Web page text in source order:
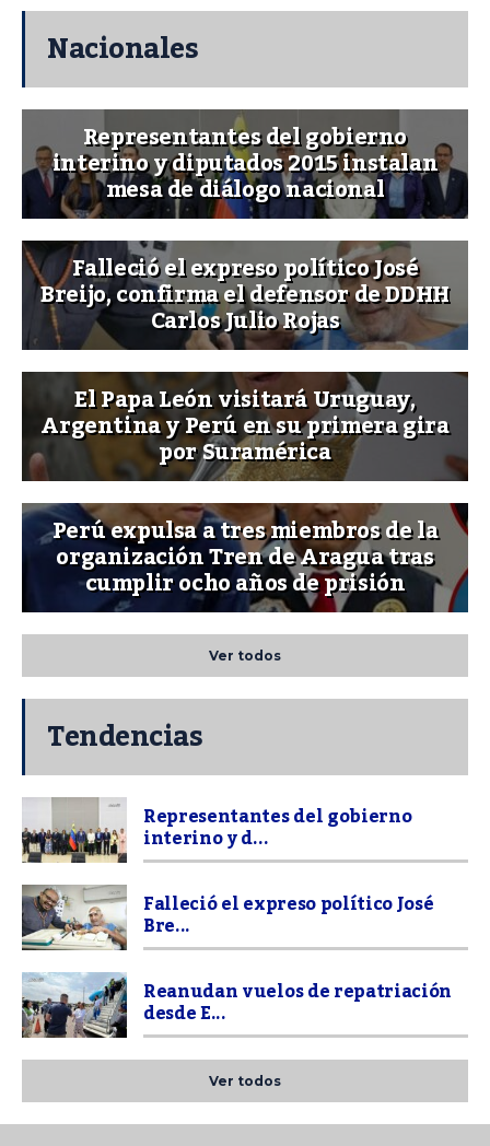
Nacionales
Representantes del gobierno
interino y diputados 2015 instalan
mesa de diálogo nacional
Falleció el expreso político José
Breijo, confirma el defensor de DDHH
Carlos Julio Rojas
El Papa León visitará Uruguay,
Argentina y Perú en su primera gira
por Suramérica
Perú expulsa a tres miembros de la
organización Tren de Aragua tras
cumplir ocho años de prisión
Ver todos
Tendencias
Representantes del gobierno
interino y d...
Falleció el expreso político José
Bre...
Reanudan vuelos de repatriación
desde E...
Ver todos